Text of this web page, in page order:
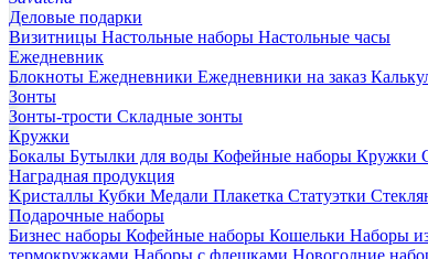
Деловые подарки
Визитницы Настольные наборы Настольные часы
Ежедневник
Блокноты Ежедневники Ежедневники на заказ
Зонты
Зонты-трости Складные зонты
Кружки
Бокалы Бутылки для воды Кофейные наборы Кружки
Наградная продукция
Kристаллы Кубки Медали Плакетка Статуэтки
Подарочные наборы
Бизнес наборы Кофейные наборы Кошельки Наборы
термокружками Наборы с флешками Новогодние